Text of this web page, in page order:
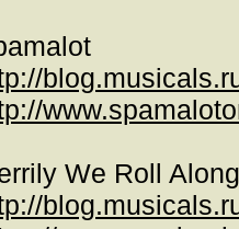
We Roll Along